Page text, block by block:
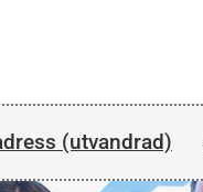
(utvandrad)